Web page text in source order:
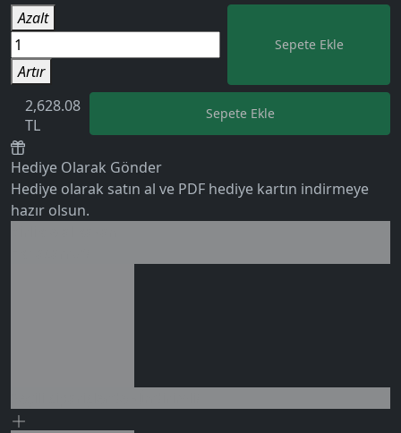
0 değerlendirme
Azalt
Artır
Sepete Ekle
2,628.08
TL
Sepete Ekle
Hediye Olarak Gönder
Hediye olarak satın al ve PDF hediye kartın indirmeye
hazır olsun.